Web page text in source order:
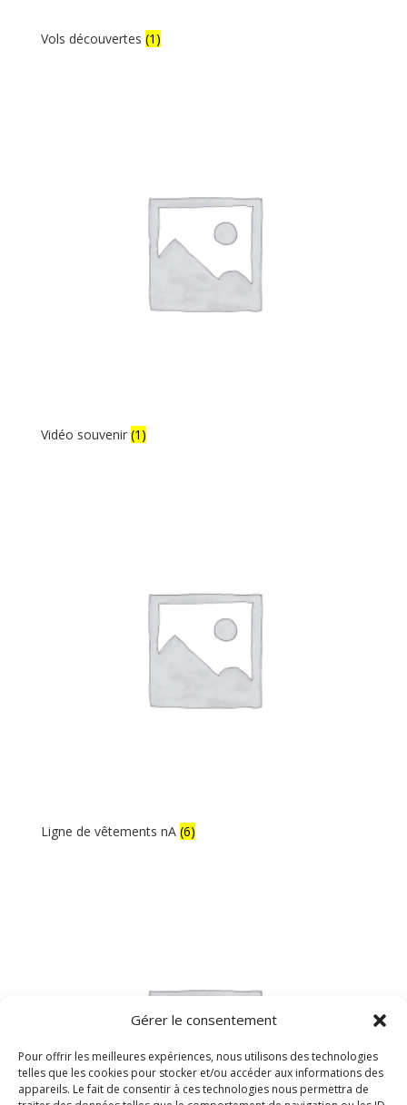
Gérer le consentement
Pour offrir les meilleures expériences, nous utilisons des technologies
telles que les cookies pour stocker et/ou accéder aux informations des
appareils. Le fait de consentir à ces technologies nous permettra de
Vols découvertes (1)
Vidéo souvenir (1)
Ligne de vêtements nA (6)